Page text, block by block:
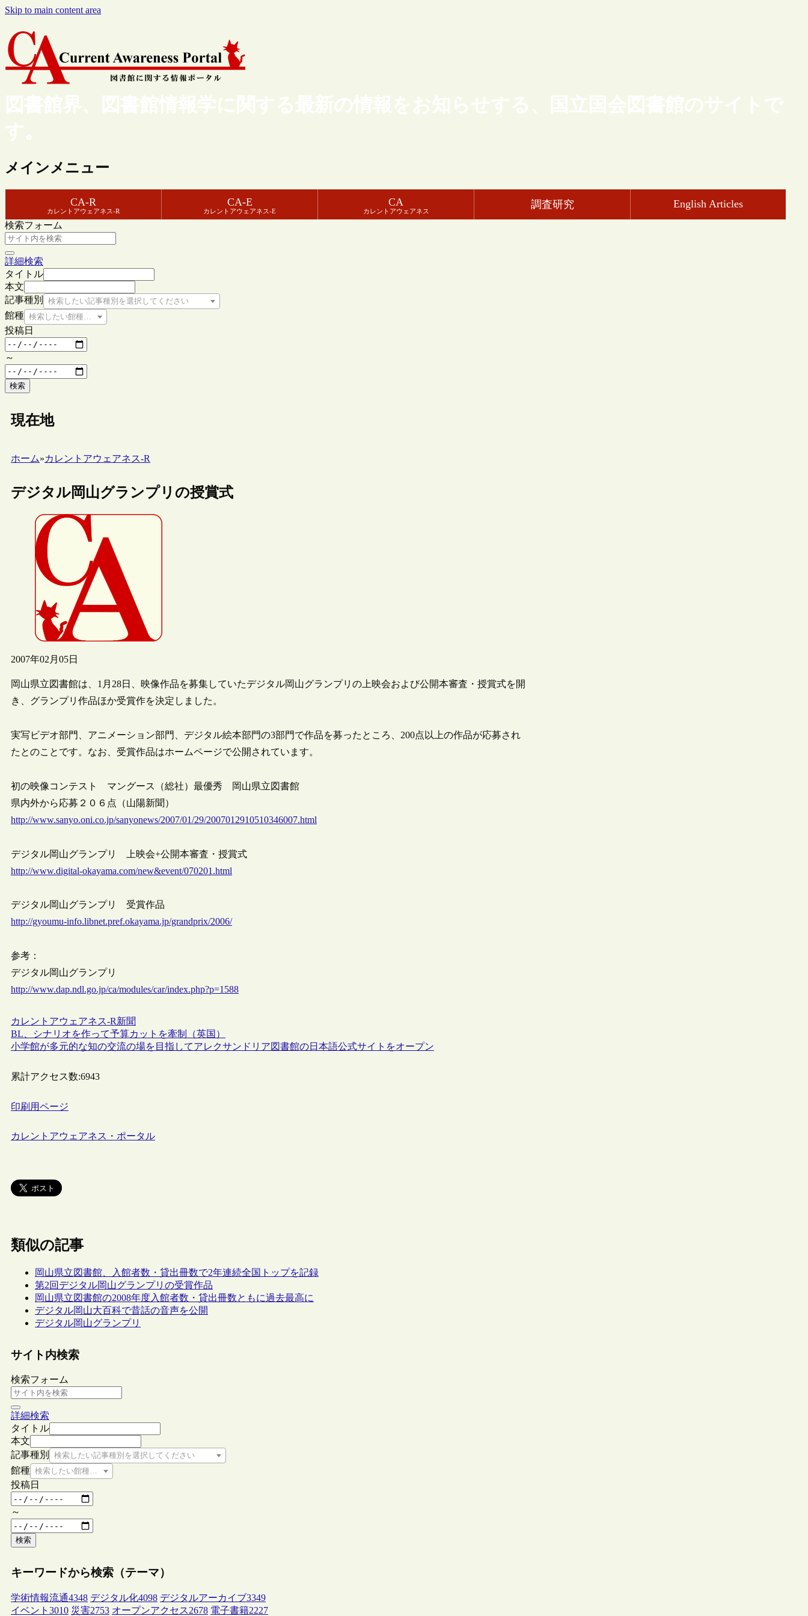
Skip to main content area
図書館界、図書館情報学に関する最新の情報をお知らせする、国立国会図書館のサイトで
す。
メインメニュー
CA-R
カレントアウェアネス-R
CA-E
カレントアウェアネス-E
CA
カレントアウェアネス
調査研究 English Articles
検索フォーム
詳細検索
タイトル
本文
記事種別
検索したい記事種別を選択してください
館種 検索したい館種を選択してください
投稿日
～
検索
現在地
ホーム»カレントアウェアネス-R
デジタル岡山グランプリの授賞式
2007年02月05日
岡山県立図書館は、1月28日、映像作品を募集していたデジタル岡山グランプリの上映会および公開本審査・授賞式を開
き、グランプリ作品ほか受賞作を決定しました。
実写ビデオ部門、アニメーション部門、デジタル絵本部門の3部門で作品を募ったところ、200点以上の作品が応募され
たとのことです。なお、受賞作品はホームページで公開されています。
初の映像コンテスト マングース（総社）最優秀 岡山県立図書館
県内外から応募２０６点（山陽新聞）
http://www.sanyo.oni.co.jp/sanyonews/2007/01/29/2007012910510346007.html
デジタル岡山グランプリ 上映会+公開本審査・授賞式
http://www.digital-okayama.com/new&event/070201.html
デジタル岡山グランプリ 受賞作品
http://gyoumu-info.libnet.pref.okayama.jp/grandprix/2006/
参考：
デジタル岡山グランプリ
http://www.dap.ndl.go.jp/ca/modules/car/index.php?p=1588
カレントアウェアネス-R新聞
BL、シナリオを作って予算カットを牽制（英国）
小学館が多元的な知の交流の場を目指してアレクサンドリア図書館の日本語公式サイトをオープン
累計アクセス数:6943
印刷用ページ
カレントアウェアネス・ポータル
類似の記事
岡山県立図書館、入館者数・貸出冊数で2年連続全国トップを記録
第2回デジタル岡山グランプリの受賞作品
岡山県立図書館の2008年度入館者数・貸出冊数ともに過去最高に
デジタル岡山大百科で昔話の音声を公開
デジタル岡山グランプリ
サイト内検索
検索フォーム
詳細検索
タイトル
本文
記事種別
検索したい記事種別を選択してください
館種 検索したい館種を選択してください
投稿日
～
検索
キーワードから検索（テーマ）
学術情報流通4348 デジタル化4098 デジタルアーカイブ3349
イベント 3010 災害2753 オープンアクセス2678 電子書籍2227